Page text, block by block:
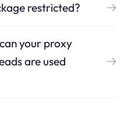
restricted?
your proxy
are used